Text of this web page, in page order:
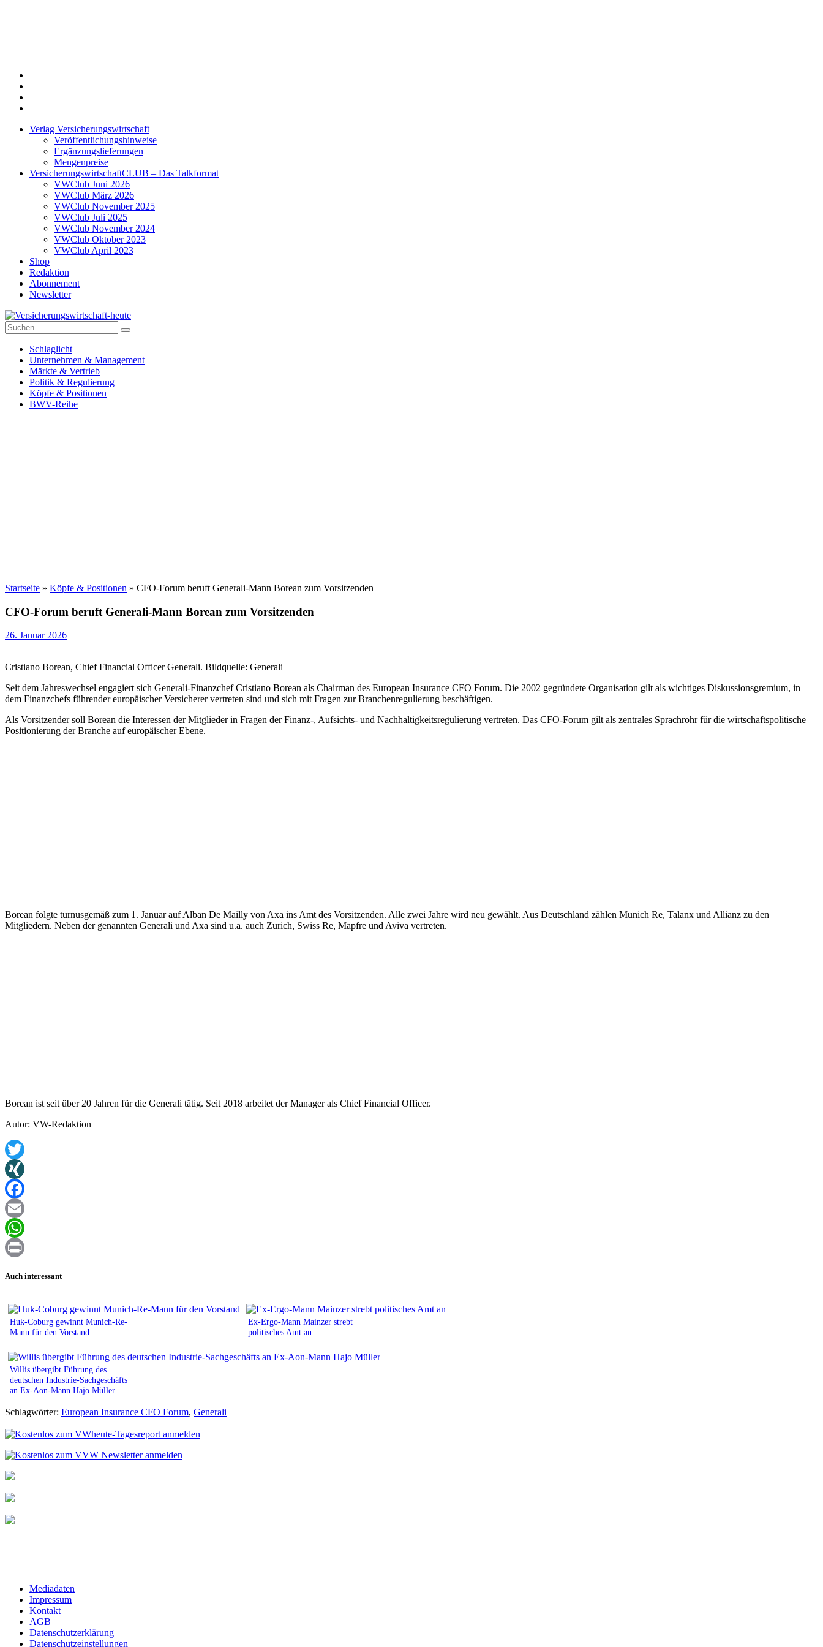
Verlag Versicherungswirtschaft
Veröffentlichungshinweise
Ergänzungslieferungen
Mengenpreise
VersicherungswirtschaftCLUB – Das Talkformat
VWClub Juni 2026
VWClub März 2026
VWClub November 2025
VWClub Juli 2025
VWClub November 2024
VWClub Oktober 2023
VWClub April 2023
Shop
Redaktion
Abonnement
Newsletter
Versicherungswirtschaft-heute
Suche
nach:
Schlaglicht
Unternehmen & Management
Märkte & Vertrieb
Politik & Regulierung
Köpfe & Positionen
BWV-Reihe
Startseite » Köpfe & Positionen » CFO-Forum beruft Generali-Mann Borean zum Vorsitzenden
CFO-Forum beruft Generali-Mann Borean zum Vorsitzenden
26. Januar 2026
Cristiano Borean, Chief Financial Officer Generali. Bildquelle: Generali
Seit dem Jahreswechsel engagiert sich Generali-Finanzchef Cristiano Borean als Chairman des European Insurance CFO Forum. Die 2002 gegründete Organisation gilt als wichtiges Diskussionsgremium, in
dem Finanzchefs führender europäischer Versicherer vertreten sind und sich mit Fragen zur Branchenregulierung beschäftigen.
Als Vorsitzender soll Borean die Interessen der Mitglieder in Fragen der Finanz-, Aufsichts- und Nachhaltigkeitsregulierung vertreten. Das CFO-Forum gilt als zentrales Sprachrohr für die wirtschaftspolitische
Positionierung der Branche auf europäischer Ebene.
Borean folgte turnusgemäß zum 1. Januar auf Alban De Mailly von Axa ins Amt des Vorsitzenden. Alle zwei Jahre wird neu gewählt. Aus Deutschland zählen Munich Re, Talanx und Allianz zu den
Mitgliedern. Neben der genannten Generali und Axa sind u.a. auch Zurich, Swiss Re, Mapfre und Aviva vertreten.
Borean ist seit über 20 Jahren für die Generali tätig. Seit 2018 arbeitet der Manager als Chief Financial Officer.
Autor: VW-Redaktion
Twitter
XING
Facebook
Email
WhatsApp
Auch interessant
Huk-Coburg gewinnt Munich-Re-
Mann für den Vorstand
Ex-Ergo-Mann Mainzer strebt
politisches Amt an
Willis übergibt Führung des
deutschen Industrie-Sachgeschäfts
an Ex-Aon-Mann Hajo Müller
Schlagwörter: European Insurance CFO Forum, Generali
Mediadaten
Impressum
Kontakt
AGB
Datenschutzerklärung
Datenschutzeinstellungen